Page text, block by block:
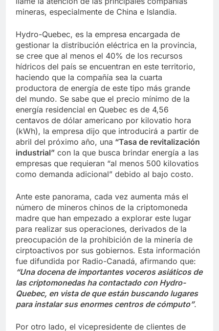
mineras, especialmente de China e Islandia.
Hydro-Quebec, es la empresa encargada de
gestionar la distribución eléctrica en la provincia,
se cree que al menos el 40% de los recursos
hídricos del país se encuentran en este territorio,
haciendo que la compañía sea la cuarta
productora de energía de este tipo más grande
del mundo. Se sabe que el precio mínimo de la
energía residencial en Quebec es de 4,56
centavos de dólar americano por kilovatio hora
(kWh), la empresa dijo que introducirá a partir de
abril del próximo año, una “Tasa de revitalización
industrial” con la que busca brindar energía a las
empresas que requieran “al menos 500 kilovatios
como demanda adicional” debido al bajo costo.
Ante este panorama, cada vez aumenta más el
número de mineros chinos de la criptomoneda
madre que han empezado a explorar este lugar
para realizar sus operaciones, derivados de la
preocupación de la prohibición de la minería de
cirptoactivos por sus gobiernos. Esta información
fue difundida por Radio-Canadá, afirmando que:
“Una docena de importantes voceros asiáticos de
las criptomonedas ha contactado con Hydro-
Quebec, en vista de que están buscando lugares
para instalar sus enormes centros de cómputo”.
Por otro lado, el vicepresidente de clientes de